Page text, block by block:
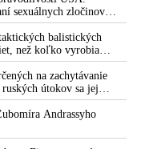
sexuálnych zločinov
Ten mal nariadiť, aby
počas drsného
v tomto americkom
balistických
než koľko vyrobia
na zachytávanie
útokov sa jej
sa v zúfalstve snaží
Andrassyho